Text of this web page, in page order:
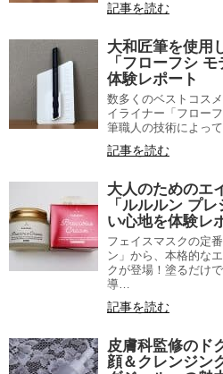
記事を読む
大和匠筆を使用
「フローフシ
体験レポート
数多くのベストコス
イライナー「フロー
筆職人の技術によっ
記事を読む
大人のためのエ
「ルルルン プ
い心地を体験レ
フェイスマスクの定
ン」から、本格的な
クが登場！塗るだけ
導…
記事を読む
皮膚科監修のド
顔＆クレンジン